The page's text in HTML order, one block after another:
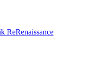
ReRenaissance